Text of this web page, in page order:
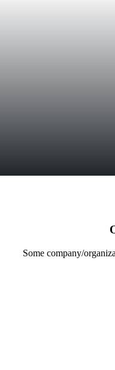
Some company/